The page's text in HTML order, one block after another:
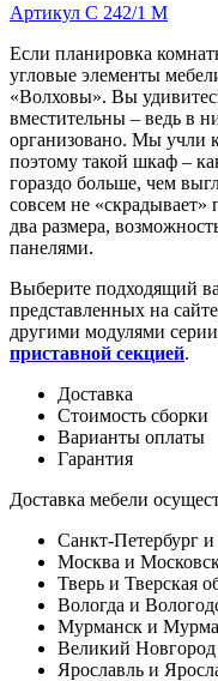
Артикул С 242/1 М
Если планировка
угловые элементы
«Волховы». Вы
вместительны – ведь в
организовано. Мы учли
поэтому такой шкаф –
гораздо больше, чем
совсем не «скрадывает»
два размера,
панелями.
Выберите подходящий
представленных на
другими модулями
приставной секцией.
Доставка
Стоимость сборки
Варианты оплаты
Гарантия
Доставка мебели
Санкт-Петербург и
Москва и
Тверь и Тверская
Вологда и
Мурманск и
Великий Новгород
Ярославль и